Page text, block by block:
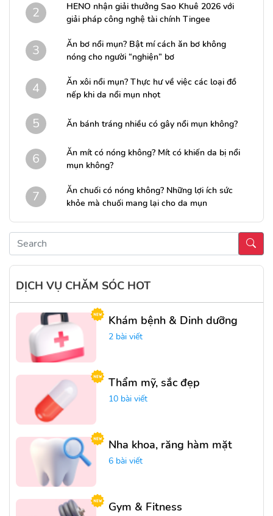
2
HENO nhận giải thưởng Sao Khuê 2026 với
giải pháp công nghệ tài chính Tingee
3
Ăn bơ nổi mụn? Bật mí cách ăn bơ không
nóng cho người “nghiện” bơ
4
Ăn xôi nổi mụn? Thực hư về việc các loại đồ
nếp khi da nổi mụn nhọt
5 Ăn bánh tráng nhiều có gây nổi mụn không?
6
Ăn mít có nóng không? Mít có khiến da bị nổi
mụn không?
7
Ăn chuối có nóng không? Những lợi ích sức
khỏe mà chuối mang lại cho da mụn
DỊCH VỤ CHĂM SÓC HOT
Khám bệnh & Dinh dưỡng
2 bài viết
Thẩm mỹ, sắc đẹp
10 bài viết
Nha khoa, răng hàm mặt
6 bài viết
Gym & Fitness